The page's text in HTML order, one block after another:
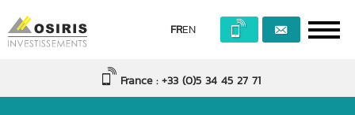
FREN
France : +33 (0)5 34 45 27 71